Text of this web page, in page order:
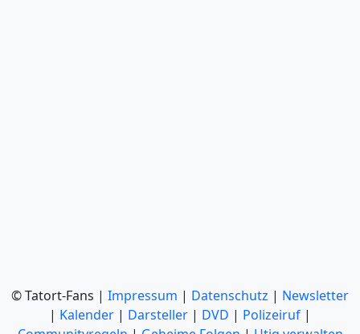
© Tatort-Fans | Impressum | Datenschutz | Newsletter
| Kalender | Darsteller | DVD | Polizeiruf |